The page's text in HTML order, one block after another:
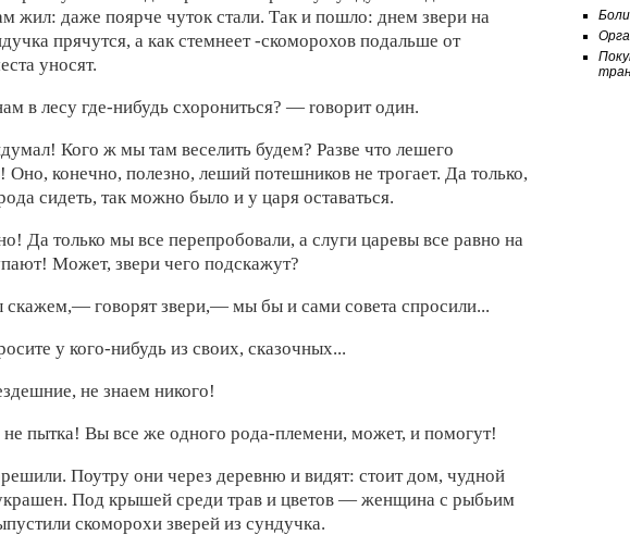
жил: даже поярче чуток стали. Так и пошло: днем звери на
прячутся, а как стемнеет -скоморохов подальше от
уносят.
в лесу где-нибудь схорониться? — rоворит один.
Кого ж мы там веселить будем? Разве что лешего
конечно, полезно, леший потешников не трогает. Да только,
сидеть, так можно было и у царя оставаться.
Да только мы все перепробовали, а слуги царевы все равно на
Может, звери чего подскажут?
скажем,— говорят звери,— мы бы и сами совета спросили...
у кого-нибудь из своих, сказочных...
не знаем никого!
пытка! Вы все же одного рода-племени, может, и помогут!
Поутру они через деревню и видят: стоит дом, чудной
Под крышей среди трав и цветов — женщина с рыбьим
скоморохи зверей из сундучка.